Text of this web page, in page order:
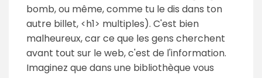
bomb, ou même, comme tu le dis dans ton
autre billet, <h1> multiples). C'est bien
malheureux, car ce que les gens cherchent
avant tout sur le web, c'est de l'information.
Imaginez que dans une bibliothèque vous